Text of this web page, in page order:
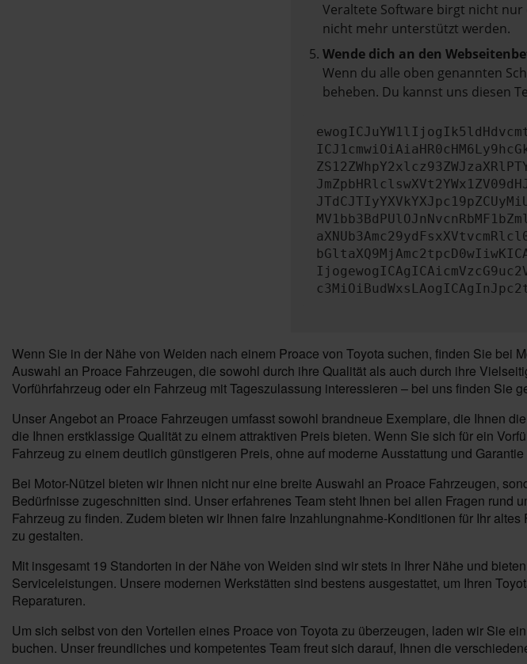
Veraltete Software birgt nicht
nicht mehr unterstützt werden.
Wende dich an den
Wenn du alle oben genannten
beheben. Du kannst uns diesen
Wenn Sie in der Nähe von Weiden nach einem Proace von Toyota suchen, finden Sie
Auswahl an Proace Fahrzeugen, die sowohl durch ihre Qualität als auch durch ihre
Vorführfahrzeug oder ein Fahrzeug mit Tageszulassung interessieren – bei uns finden Sie
Unser Angebot an Proace Fahrzeugen umfasst sowohl brandneue Exemplare, die Ihnen
die Ihnen erstklassige Qualität zu einem attraktiven Preis bieten. Wenn Sie sich für ein
Fahrzeug zu einem deutlich günstigeren Preis, ohne auf moderne Ausstattung und
Bei Motor-Nützel bieten wir Ihnen nicht nur eine breite Auswahl an Proace Fahrzeugen,
Bedürfnisse zugeschnitten sind. Unser erfahrenes Team steht Ihnen bei allen Fragen
Fahrzeug zu finden. Zudem bieten wir Ihnen faire Inzahlungnahme-Konditionen für Ihr
zu gestalten.
Mit insgesamt 19 Standorten in der Nähe von Weiden sind wir stets in Ihrer Nähe und
Serviceleistungen. Unsere modernen Werkstätten sind bestens ausgestattet, um Ihren
Reparaturen.
Um sich selbst von den Vorteilen eines Proace von Toyota zu überzeugen, laden wir Sie
buchen. Unser freundliches und kompetentes Team freut sich darauf, Ihnen die